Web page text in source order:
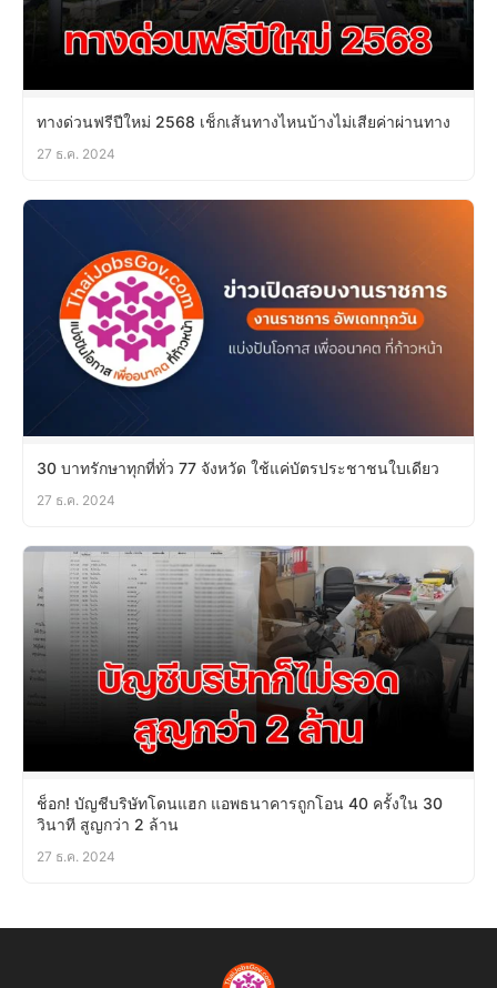
ทางด่วนฟรีปีใหม่ 2568 เช็กเส้นทางไหนบ้างไม่เสียค่าผ่านทาง
27 ธ.ค. 2024
30 บาทรักษาทุกที่ทั่ว 77 จังหวัด ใช้แค่บัตรประชาชนใบเดียว
27 ธ.ค. 2024
ช็อก! บัญชีบริษัทโดนแฮก แอพธนาคารถูกโอน 40 ครั้งใน 30
วินาที สูญกว่า 2 ล้าน
27 ธ.ค. 2024